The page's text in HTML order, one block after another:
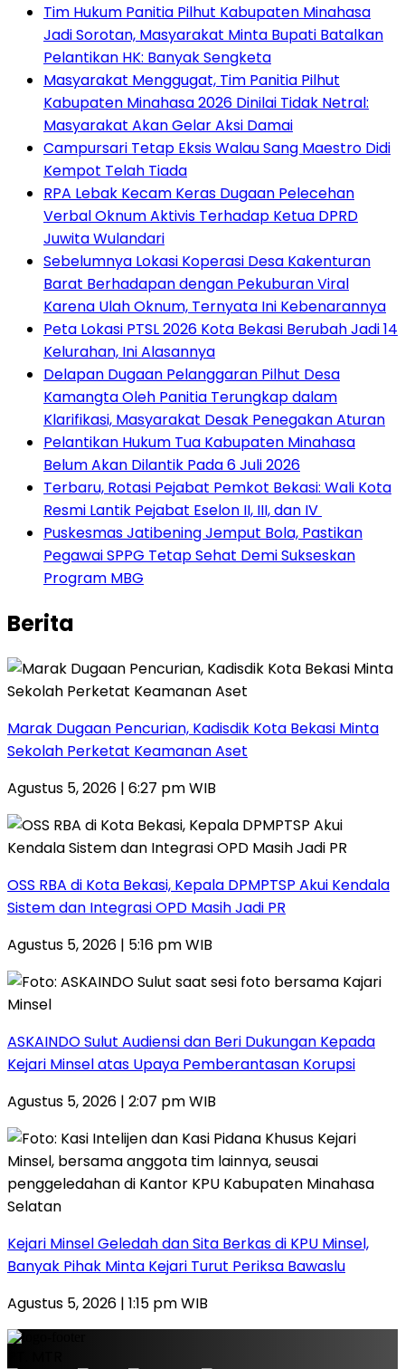
Tim Hukum Panitia Pilhut Kabupaten Minahasa
Jadi Sorotan, Masyarakat Minta Bupati Batalkan
Pelantikan HK: Banyak Sengketa
Masyarakat Menggugat, Tim Panitia Pilhut
Kabupaten Minahasa 2026 Dinilai Tidak Netral:
Masyarakat Akan Gelar Aksi Damai
Campursari Tetap Eksis Walau Sang Maestro Didi
Kempot Telah Tiada
RPA Lebak Kecam Keras Dugaan Pelecehan
Verbal Oknum Aktivis Terhadap Ketua DPRD
Juwita Wulandari
Sebelumnya Lokasi Koperasi Desa Kakenturan
Barat Berhadapan dengan Pekuburan Viral
Karena Ulah Oknum, Ternyata Ini Kebenarannya
Peta Lokasi PTSL 2026 Kota Bekasi Berubah Jadi 14
Kelurahan, Ini Alasannya
Delapan Dugaan Pelanggaran Pilhut Desa
Kamangta Oleh Panitia Terungkap dalam
Klarifikasi, Masyarakat Desak Penegakan Aturan
Pelantikan Hukum Tua Kabupaten Minahasa
Belum Akan Dilantik Pada 6 Juli 2026
‎Terbaru, Rotasi Pejabat Pemkot Bekasi: Wali Kota
Resmi Lantik Pejabat Eselon II, III, dan IV ‎
Puskesmas Jatibening Jemput Bola, Pastikan
Pegawai SPPG Tetap Sehat Demi Sukseskan
Program MBG
Berita
‎Marak Dugaan Pencurian, Kadisdik Kota Bekasi Minta
Sekolah Perketat Keamanan Aset
Agustus 5, 2026 | 6:27 pm WIB
‎OSS RBA di Kota Bekasi, Kepala DPMPTSP Akui Kendala
Sistem dan Integrasi OPD Masih Jadi PR
Agustus 5, 2026 | 5:16 pm WIB
ASKAINDO Sulut Audiensi dan Beri Dukungan Kepada
Kejari Minsel atas Upaya Pemberantasan Korupsi
Agustus 5, 2026 | 2:07 pm WIB
Kejari Minsel Geledah dan Sita Berkas di KPU Minsel,
Banyak Pihak Minta Kejari Turut Periksa Bawaslu
Agustus 5, 2026 | 1:15 pm WIB